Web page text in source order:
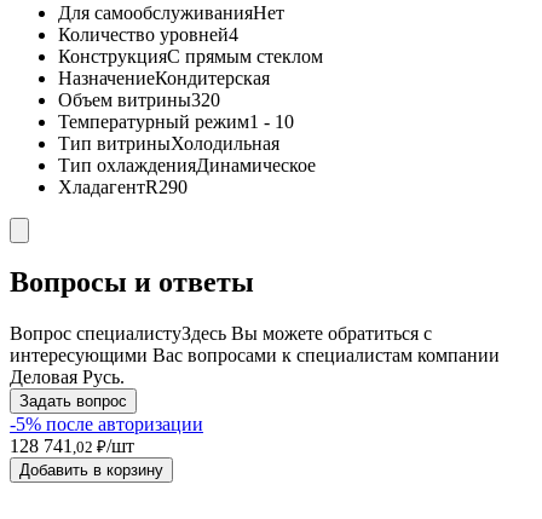
Для самообслуживанияНет
Количество уровней4
КонструкцияС прямым стеклом
НазначениеКондитерская
Объем витрины320
Температурный режим1 - 10
Тип витриныХолодильная
Тип охлажденияДинамическое
ХладагентR290
Вопросы и ответы
Вопрос специалистуЗдесь Вы можете обратиться с
интересующими Вас вопросами к специалистам компании
Деловая Русь.
Задать вопрос
-5% после авторизации
128 741 ,02 ₽/шт
Добавить в корзину